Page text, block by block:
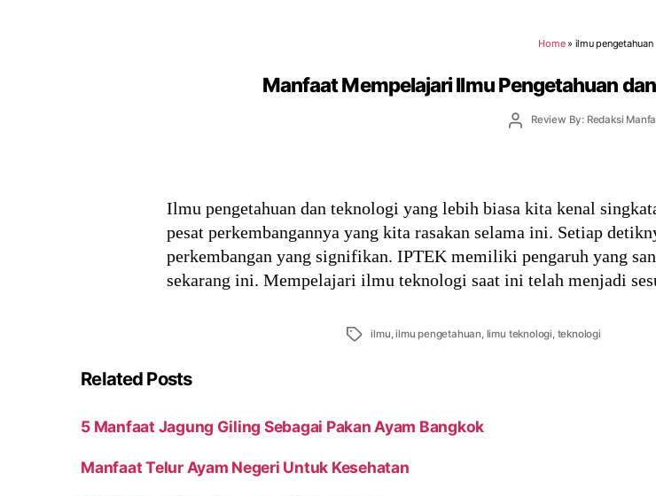
Home» ilmu pengetahuan
Manfaat Mempelajari Ilmu Pengetahuan
PostReview By: Redaksi
Ilmu pengetahuan dan teknologi yang lebih biasa kita kenal
pesat perkembangannya yang kita rasakan selama ini. Setiap
perkembangan yang signifikan. IPTEK memiliki pengaruh yang
sekarang ini. Mempelajari ilmu teknologi saat ini telah menjadi
Tags ilmu, ilmu pengetahuan, limu teknologi, teknologi
Related Posts
5 Manfaat Jagung Giling Sebagai Pakan Ayam Bangkok
Manfaat Telur Ayam Negeri Untuk Kesehatan